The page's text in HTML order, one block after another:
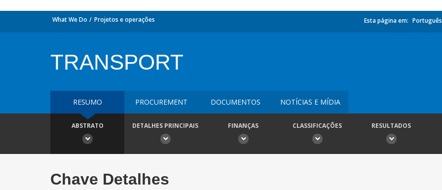
What We Do Projetos e operações Esta página em: Português
TRANSPORT
RESUMO PROCUREMENT DOCUMENTOS NOTÍCIAS E MÍDIA
ABSTRATO DETALHES PRINCIPAIS FINANÇAS CLASSIFICAÇÕES RESULTADOS
Chave Detalhes